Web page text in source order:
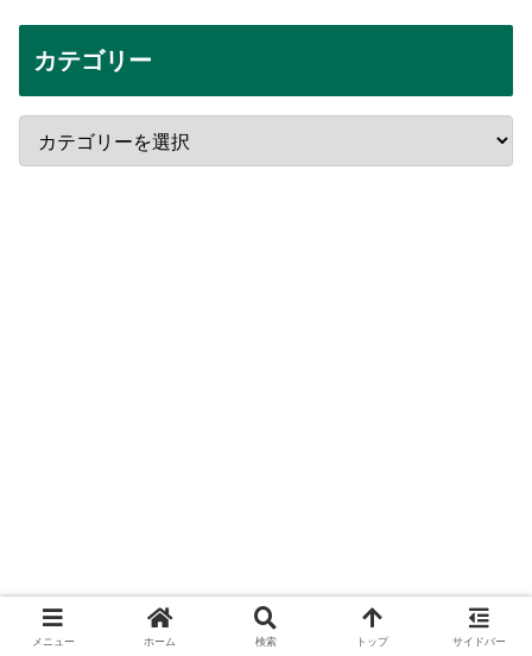
カテゴリー
メニュー ホーム 検索 トップ サイドバー